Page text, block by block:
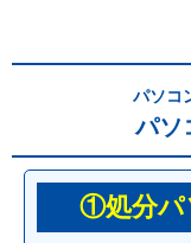
パソコ
パソ
①処分パ